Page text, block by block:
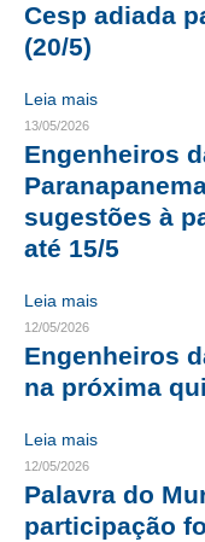
COMPOSIÇÃO
PERSONALIDADES DA
NÚCLEO DA MULHER
TRANSPARÊNCIA
CONSULTORIA
ACORDOS,
CONTRIBUIÇÃO
CONTRIBUIÇÃO
Cesp adiada
(20/5)
Leia mais
13/05/2026
Engenheiros
sugestões à
até 15/5
Leia mais
12/05/2026
Engenheiros
na próxima
Leia mais
12/05/2026
Palavra do
participação